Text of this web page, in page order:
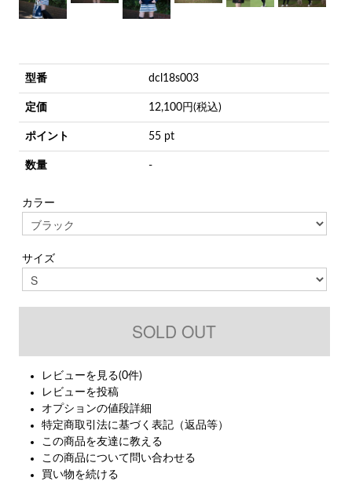
型番 dcl18s003
定価 12,100円(税込)
ポイント 55 pt
数量 -
カラー
サイズ
レビューを見る(0件)
レビューを投稿
オプションの値段詳細
特定商取引法に基づく表記（返品等）
この商品を友達に教える
この商品について問い合わせる
買い物を続ける